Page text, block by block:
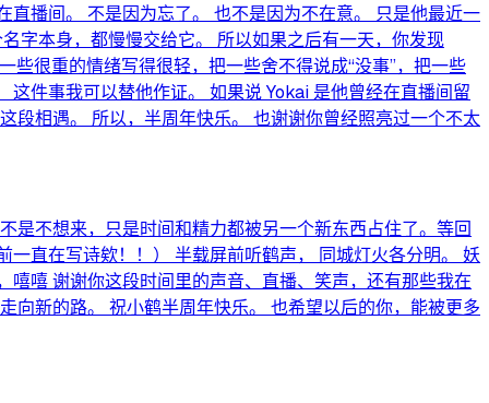
播间。 不是因为忘了。 也不是因为不在意。 只是他最近一
字本身，都慢慢交给它。 所以如果之后有一天，你发现
很重的情绪写得很轻，把一些舍不得说成“没事”，把一些
件事我可以替他作证。 如果说 Yokai 是他曾经在直播间留
段相遇。 所以，半周年快乐。 也谢谢你曾经照亮过一个不太
是不想来，只是时间和精力都被另一个新东西占住了。等回
直在写诗欸！！） 半载屏前听鹤声， 同城灯火各分明。 妖
嘻嘻 谢谢你这段时间里的声音、直播、笑声，还有那些我在
向新的路。 祝小鹤半周年快乐。 也希望以后的你，能被更多